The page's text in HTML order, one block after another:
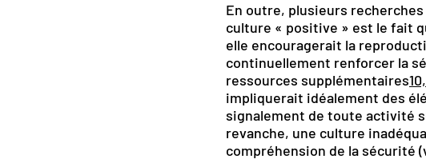
En outre, plusieurs
culture « positive » est le fait
elle encouragerait la
continuellement renforcer la
ressources supplémentaires
impliquerait idéalement des
signalement de toute activité
revanche, une culture
compréhension de la sécurité